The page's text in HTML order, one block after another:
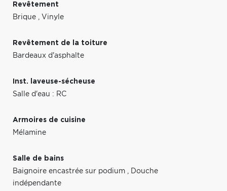
Revêtement
Brique , Vinyle
Revêtement de la toiture
Bardeaux d'asphalte
Inst. laveuse-sécheuse
Salle d'eau : RC
Armoires de cuisine
Mélamine
Salle de bains
Baignoire encastrée sur podium , Douche
indépendante